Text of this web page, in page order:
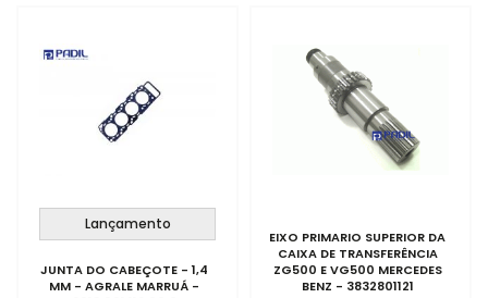
Lançamento
JUNTA DO CABEÇOTE - 1,4
MM - AGRALE MARRUÁ -
EIXO PRIMARIO SUPERIOR DA
CAIXA DE TRANSFERÊNCIA
ZG500 E VG500 MERCEDES
BENZ - 3832801121